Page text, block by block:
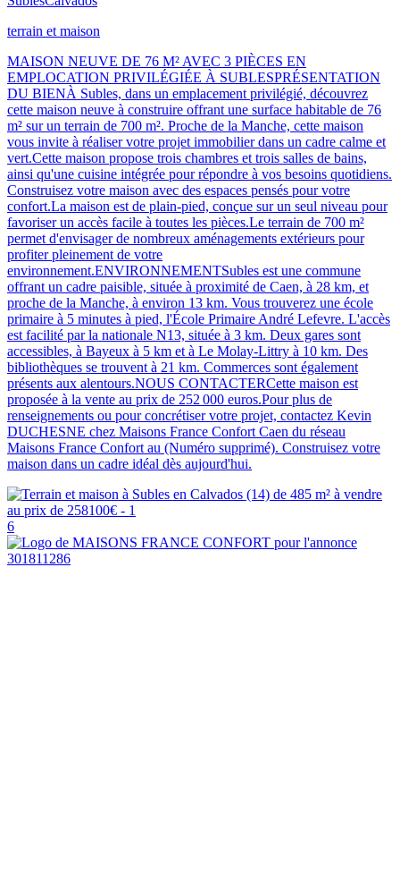
terrain et maison
MAISON NEUVE DE 76 M² AVEC 3 PIÈCES EN
EMPLOCATION PRIVILÉGIÉE À SUBLESPRÉSENTATION
DU BIENÀ Subles, dans un emplacement privilégié, découvrez
cette maison neuve à construire offrant une surface habitable de 76
m² sur un terrain de 700 m². Proche de la Manche, cette maison
vous invite à réaliser votre projet immobilier dans un cadre calme et
vert.Cette maison propose trois chambres et trois salles de bains,
ainsi qu'une cuisine intégrée pour répondre à vos besoins quotidiens.
Construisez votre maison avec des espaces pensés pour votre
confort.La maison est de plain-pied, conçue sur un seul niveau pour
favoriser un accès facile à toutes les pièces.Le terrain de 700 m²
permet d'envisager de nombreux aménagements extérieurs pour
profiter pleinement de votre
environnement.ENVIRONNEMENTSubles est une commune
offrant un cadre paisible, située à proximité de Caen, à 28 km, et
proche de la Manche, à environ 13 km. Vous trouverez une école
primaire à 5 minutes à pied, l'École Primaire André Lefevre. L'accès
est facilité par la nationale N13, située à 3 km. Deux gares sont
accessibles, à Bayeux à 5 km et à Le Molay-Littry à 10 km. Des
bibliothèques se trouvent à 21 km. Commerces sont également
présents aux alentours.NOUS CONTACTERCette maison est
proposée à la vente au prix de 252 000 euros.Pour plus de
renseignements ou pour concrétiser votre projet, contactez Kevin
DUCHESNE chez Maisons France Confort Caen du réseau
Maisons France Confort au (Numéro supprimé). Construisez votre
maison dans un cadre idéal dès aujourd'hui.
6